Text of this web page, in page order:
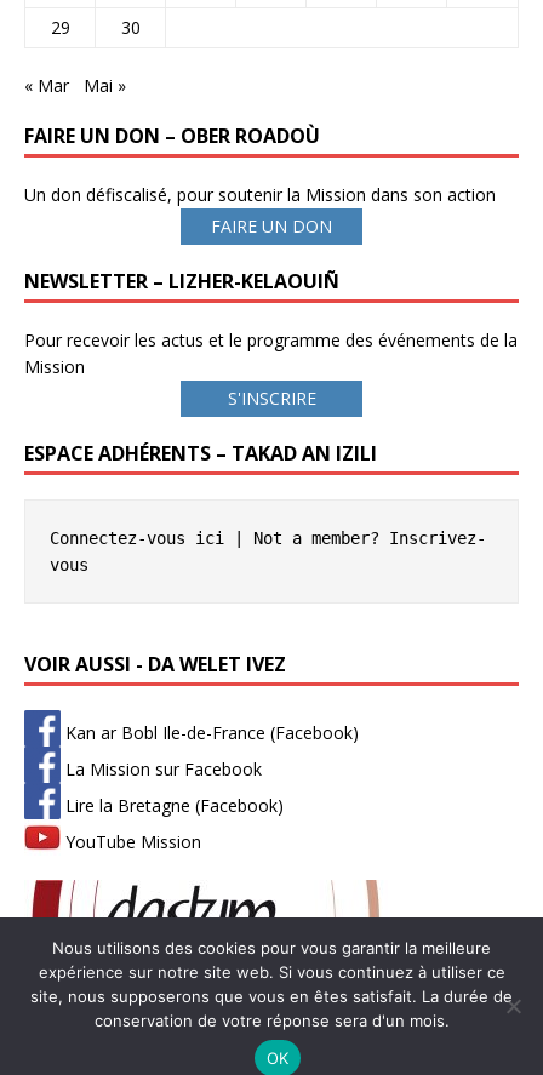
29
30
« Mar Mai »
FAIRE UN DON – OBER ROADOÙ
Un don défiscalisé, pour soutenir la Mission dans son action
FAIRE UN DON
NEWSLETTER – LIZHER-KELAOUIÑ
Pour recevoir les actus et le programme des événements de la
Mission
S'INSCRIRE
ESPACE ADHÉRENTS – TAKAD AN IZILI
Connectez-vous ici | Not a member? Inscrivez-
vous
VOIR AUSSI - DA WELET IVEZ
Kan ar Bobl Ile-de-France (Facebook)
La Mission sur Facebook
Lire la Bretagne (Facebook)
YouTube Mission
Copyright © 2026 | Thème WordPress par
légales
Nous utilisons des cookies pour vous garantir la meilleure
expérience sur notre site web. Si vous continuez à utiliser ce
site, nous supposerons que vous en êtes satisfait. La durée de
conservation de votre réponse sera d'un mois.
OK